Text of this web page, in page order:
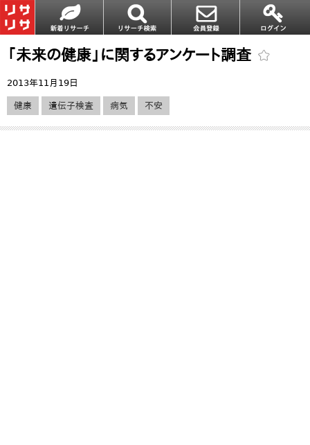
「未来の健康」に関するアンケート調査
2013年11月19日
健康 遺伝子検査 病気 不安